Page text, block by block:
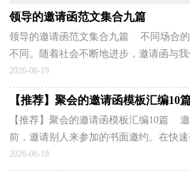
领导的邀请函范文集合九篇
领导的邀请函范文集合九篇 不同场合
不同。随着社会不断地进步，邀请函与
邀请函怎么写才能发挥它最大的作用呢？
2026-06-19
【推荐】聚会的邀请函模板汇编10
【推荐】聚会的邀请函模板汇编10篇
前，邀请别人来参加的书面邀约。在快
们会经常接触到邀请函，邀请函到底怎么
2026-06-18